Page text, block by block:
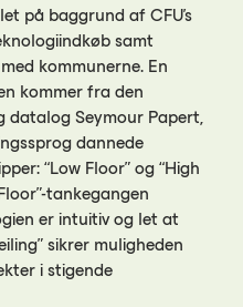
på baggrund af CFU’s
samt
kommunerne. En
kommer fra den
Seymour Papert,
dannede
“Low Floor” og “High
tankegangen
er intuitiv og let at
sikrer muligheden
i stigende